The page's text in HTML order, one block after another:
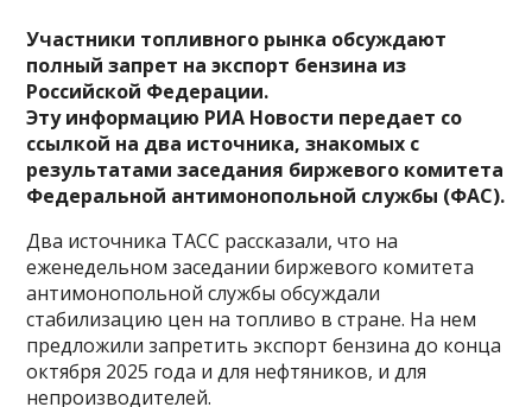
Участники топливного рынка обсуждают
полный запрет на экспорт бензина из
Российской Федерации.
Эту информацию РИА Новости передает со
ссылкой на два источника, знакомых с
результатами заседания биржевого комитета
Федеральной антимонопольной службы (ФАС).
Два источника ТАСС рассказали, что на
еженедельном заседании биржевого комитета
антимонопольной службы обсуждали
стабилизацию цен на топливо в стране. На нем
предложили запретить экспорт бензина до конца
октября 2025 года и для нефтяников, и для
непроизводителей.